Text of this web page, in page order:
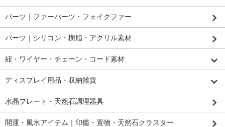
パーツ｜ファーパーツ・フェイクファー
パーツ｜シリコン・樹脂・アクリル素材
紐・ワイヤー・チェーン・コード素材
ディスプレイ用品・収納雑貨
水晶プレート・天然石調理器具
開運・風水アイテム｜印鑑・置物・天然石クラスター